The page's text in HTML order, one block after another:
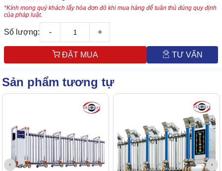
*Kính mong quý khách lấy hóa đơn đỏ khi mua hàng để tuân thủ đúng quy định
của pháp luật.
Số lượng: - +
ĐẶT MUA TƯ VẤN
Sản phẩm tương tự